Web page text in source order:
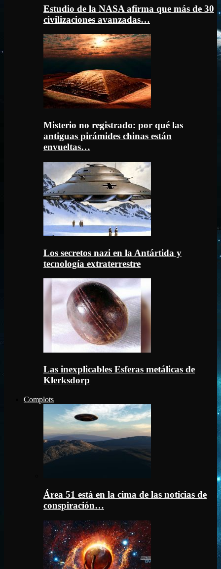
Estudio de la NASA afirma que más de 30
civilizaciones avanzadas…
Misterio no registrado: por qué las
antiguas pirámides chinas están
envueltas…
Los secretos nazi en la Antártida y
tecnología extraterrestre
Las inexplicables Esferas metálicas de
Klerksdorp
Complots
Área 51 está en la cima de las noticias de
conspiración…